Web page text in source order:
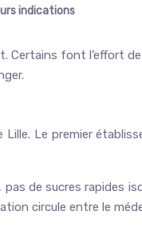
indications
font l’effort
Lille. Le premier
de sucres rapides
circule entre le